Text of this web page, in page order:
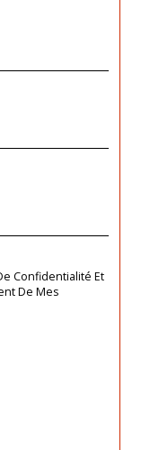
Confidentialité Et
De Mes